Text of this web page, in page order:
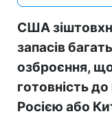
США
запасів
озброєння,
готовність
Росією або